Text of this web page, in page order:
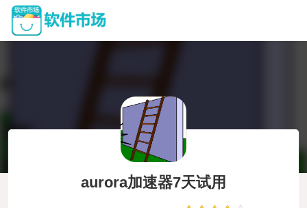
aurora加速器7天试用